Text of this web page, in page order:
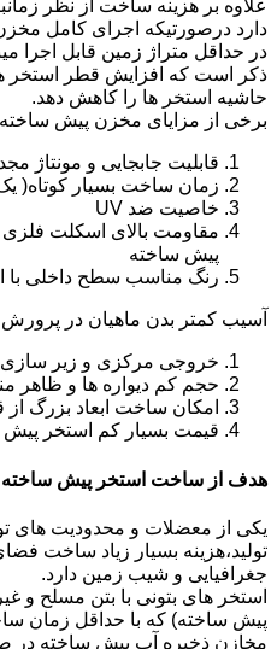
در حداقل متراژ زمین قابل اجرا
ذکر است که افزایش قطر استخر
حاشیه استخر ها را کاهش دهد.
برخی از مزایای مخزن پیش ساخته
قابلیت جابجایی و مونتاژ
زمان ساخت بسیار کوتاه(
خاصیت ضد UV
مقاومت بالای اسکلت
پیش ساخته
رنگ مناسب سطح داخلی با
آسیب کمتر بدن ماهیان در
خروجی مرکزی و زیر سازی
حجم کم دیواره ها و ظاهر
امکان ساخت ابعاد بزرگ از قطر3.5 تا 12 متر و ارتفاع 1.2
قیمت بسیار کم استخر پیش
هدف از ساخت استخر پیش
یکی از معضلات و محدودیت های
تولید،هزینه بسیار زیاد ساخت
جغرافیایی و شیب زمین دارد.
استخر های بتونی با بتن مسلح
پیش ساخته) که با حداقل زمان
مخازن ذخیره آب پیش ساخته در